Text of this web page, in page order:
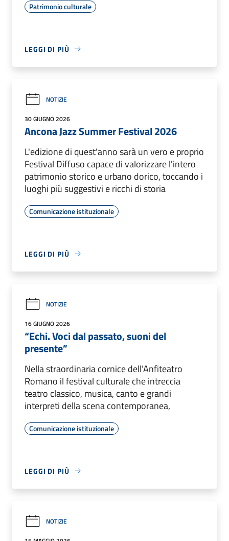
Patrimonio culturale
LEGGI DI PIÙ
NOTIZIE
30 GIUGNO 2026
Ancona Jazz Summer Festival 2026
L'edizione di quest'anno sarà un vero e proprio
Festival Diffuso capace di valorizzare l'intero
patrimonio storico e urbano dorico, toccando i
luoghi più suggestivi e ricchi di storia
Comunicazione istituzionale
LEGGI DI PIÙ
NOTIZIE
16 GIUGNO 2026
“Echi. Voci dal passato, suoni del
presente”
Nella straordinaria cornice dell’Anfiteatro
Romano il festival culturale che intreccia
teatro classico, musica, canto e grandi
interpreti della scena contemporanea,
Comunicazione istituzionale
LEGGI DI PIÙ
NOTIZIE